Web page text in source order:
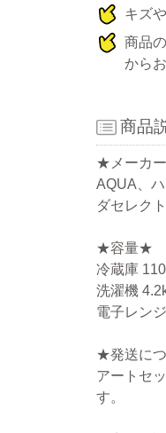
キズ
商品
から
商品
★メーカ
AQUA、
ダセレク
★容量★
冷蔵庫
洗濯機
電子レン
★発送に
アートセ
す。